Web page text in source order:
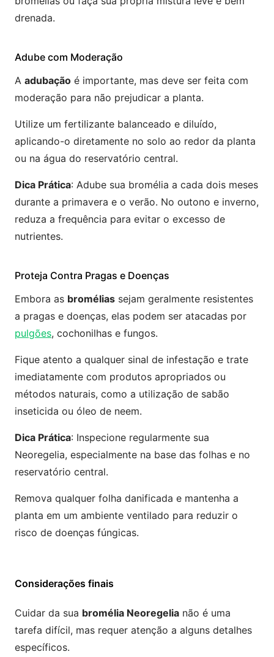
drenada.
Adube com Moderação
A adubação é importante, mas deve ser feita com
moderação para não prejudicar a planta.
Utilize um fertilizante balanceado e diluído,
aplicando-o diretamente no solo ao redor da planta
ou na água do reservatório central.
Dica Prática: Adube sua bromélia a cada dois meses
durante a primavera e o verão. No outono e inverno,
reduza a frequência para evitar o excesso de
nutrientes.
Proteja Contra Pragas e Doenças
Embora as bromélias sejam geralmente resistentes
a pragas e doenças, elas podem ser atacadas por
pulgões, cochonilhas e fungos.
Fique atento a qualquer sinal de infestação e trate
imediatamente com produtos apropriados ou
métodos naturais, como a utilização de sabão
inseticida ou óleo de neem.
Dica Prática: Inspecione regularmente sua
Neoregelia, especialmente na base das folhas e no
reservatório central.
Remova qualquer folha danificada e mantenha a
planta em um ambiente ventilado para reduzir o
risco de doenças fúngicas.
Considerações finais
Cuidar da sua bromélia Neoregelia não é uma
tarefa difícil, mas requer atenção a alguns detalhes
específicos.